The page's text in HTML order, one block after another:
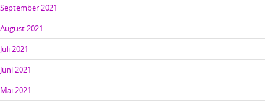
September 2021
August 2021
Juli 2021
Juni 2021
Mai 2021